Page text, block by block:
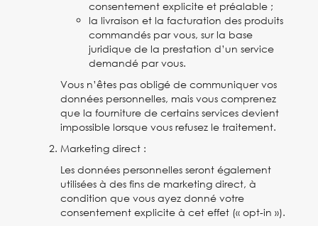
consentement explicite et préalable ;
la livraison et la facturation des produits
commandés par vous, sur la base
juridique de la prestation d’un service
demandé par vous.
Vous n’êtes pas obligé de communiquer vos
données personnelles, mais vous comprenez
que la fourniture de certains services devient
impossible lorsque vous refusez le traitement.
Marketing direct :
Les données personnelles seront également
utilisées à des fins de marketing direct, à
condition que vous ayez donné votre
consentement explicite à cet effet (« opt-in »).